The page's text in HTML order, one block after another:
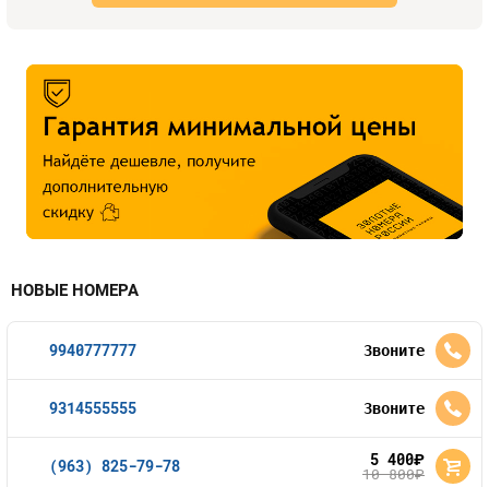
НОВЫЕ НОМЕРА
9940777777 Звоните
9314555555 Звоните
(963) 825-79-78 5 400руб.
10 800руб.